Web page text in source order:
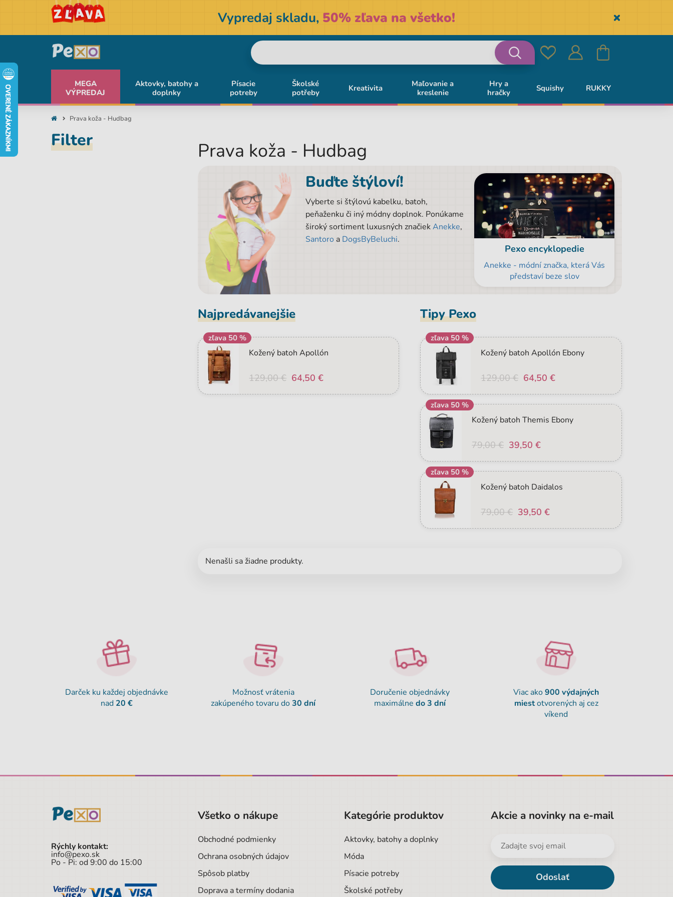
Vypredaj skladu, 50% zľava na všetko! Skryť
ObľúbenéPrihlásiť Košík
MEGA
VÝPREDAJ
Aktovky, batohy a
doplnky
Písacie
potreby
Školské
potřeby
Kreativita
Maľovanie a
kreslenie
Hry a
hračky
Squishy RUKKY
Prava koža - Hudbag
Filter Prava koža - Hudbag
Buďte štýloví!
Vyberte si štýlovú kabelku, batoh,
peňaženku či iný módny doplnok. Ponúkame
široký sortiment luxusných značiekAnekke,
Santoro a DogsByBeluchi.
Pexo encyklopedie
Anekke - módní značka, která Vás
představí beze slov
Najpredávanejšie
zľava 50 %
Kožený batoh Apollón
129,00 € 64,50 €
Tipy Pexo
zľava 50 %
Kožený batoh Apollón Ebony
129,00 € 64,50 €
zľava 50 %
Kožený batoh Themis Ebony
79,00 € 39,50 €
zľava 50 %
Kožený batoh Daidalos
79,00 € 39,50 €
Nenašli sa žiadne produkty.
Darček ku každej objednávke
nad 20 €
Možnosť vrátenia
zakúpeného tovaru do30 dní
Doručenie objednávky
maximálne do 3 dní
Viac ako900výdajných
miestotvorených aj cez
víkend
Rýchly kontakt:
info@pexo.sk
Po - Pi: od 9:00 do 15:00
Všetko o nákupe
Obchodné podmienky
Ochrana osobných údajov
Spôsob platby
Doprava a termíny dodania
Kategórie produktov
Aktovky, batohy a doplnky
Móda
Písacie potreby
Školské potřeby
Akcie a novinky na e-mail
Odoslať